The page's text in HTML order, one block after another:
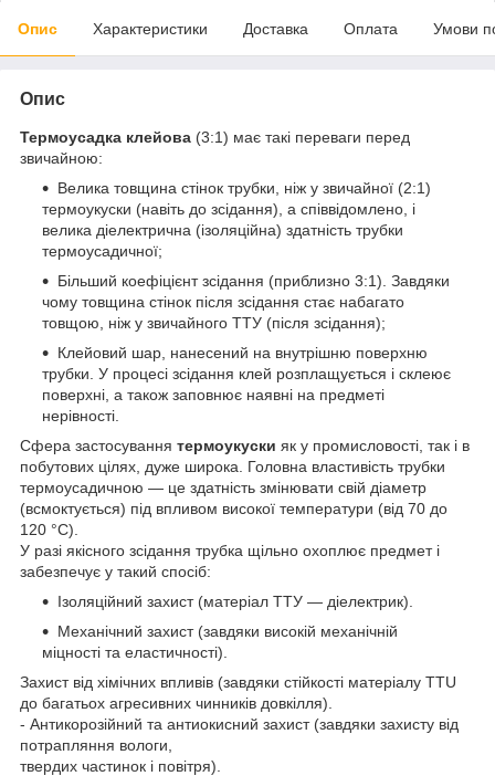
Опис Характеристики Доставка Оплата Умови
Опис
Термоусадка клейова (3:1) має такі переваги перед
звичайною:
Велика товщина стінок трубки, ніж у звичайної (2:1)
термоукуски (навіть до зсідання), а співвідомлено, і
велика діелектрична (ізоляційна) здатність трубки
термоусадичної;
Більший коефіцієнт зсідання (приблизно 3:1). Завдяки
чому товщина стінок після зсідання стає набагато
товщою, ніж у звичайного ТТУ (після зсідання);
Клейовий шар, нанесений на внутрішню поверхню
трубки. У процесі зсідання клей розплащується і склеює
поверхні, а також заповнює наявні на предметі
нерівності.
Сфера застосування термоукуски як у промисловості, так і в
побутових цілях, дуже широка. Головна властивість трубки
термоусадичною — це здатність змінювати свій діаметр
(всмоктується) під впливом високої температури (від 70 до
120 °C).
У разі якісного зсідання трубка щільно охоплює предмет і
забезпечує у такий спосіб:
Ізоляційний захист (матеріал ТТУ — діелектрик).
Механічний захист (завдяки високій механічній
міцності та еластичності).
Захист від хімічних впливів (завдяки стійкості матеріалу TTU
до багатьох агресивних чинників довкілля).
- Антикорозійний та антиокисний захист (завдяки захисту від
потрапляння вологи,
твердих частинок і повітря).